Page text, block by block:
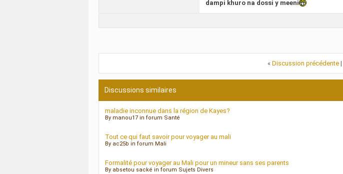
dampi khuro na dossi y meeni
« Discussion précédente|
Discussions similaires
maladie inconnue dans la région de Kayes?
By manou17 in forum Santé
Tout ce qui faut savoir pour voyager au mali
By ac25b in forum Mali
Formalité pour voyager au Mali pour un mineur sans ses parents
By absetou sacké in forum Sujets Divers